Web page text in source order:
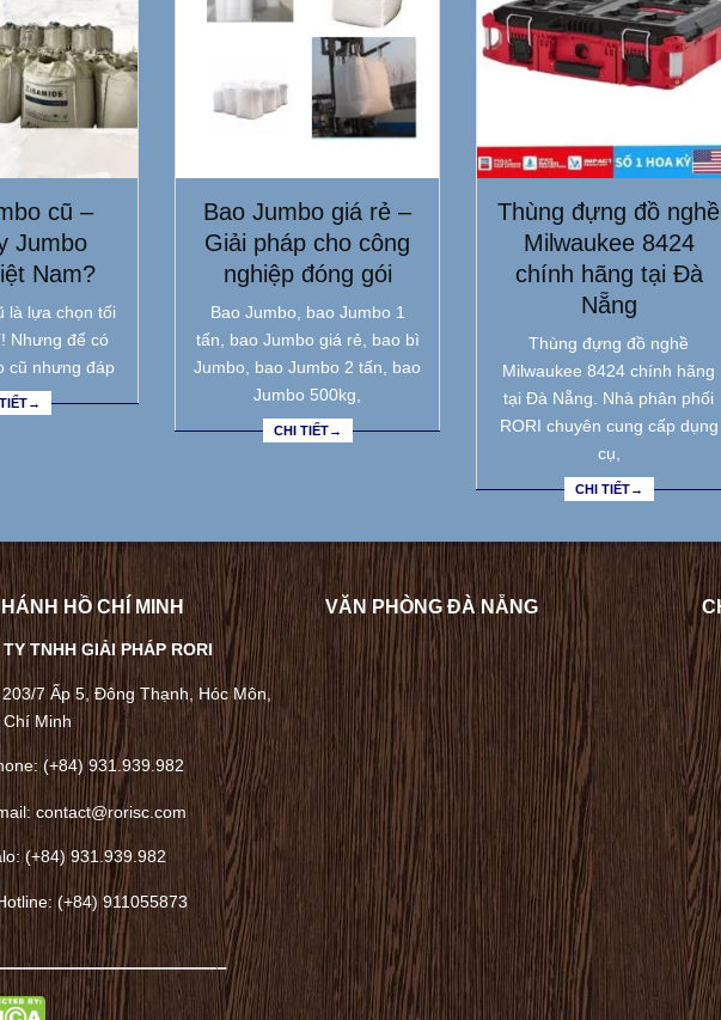
cũ –
Jumbo
Nam?
là lựa chọn tối
Nhưng để có
cũ nhưng đáp
Bao Jumbo giá rẻ –
Giải pháp cho công
nghiệp đóng gói
Bao Jumbo, bao Jumbo 1
tấn, bao Jumbo giá rẻ, bao bì
Jumbo, bao Jumbo 2 tấn, bao
Jumbo 500kg,
CHI TIẾT→
Thùng đựng đồ nghề
Milwaukee 8424
chính hãng tại Đà
Nẵng
Thùng đựng đồ nghề
Milwaukee 8424 chính hãng
tại Đà Nẵng. Nhà phân phối
RORI chuyên cung cấp dụng
cụ,
CHI TIẾT→
HỒ CHÍ MINH
TNHH GIẢI PHÁP RORI
7 Ấp 5, Đông Thạnh, Hóc Môn,
Chí Minh
(+84) 931.939.982
contact@rorisc.com
(+84) 931.939.982
(+84) 911055873
VĂN PHÒNG ĐÀ NẴNG